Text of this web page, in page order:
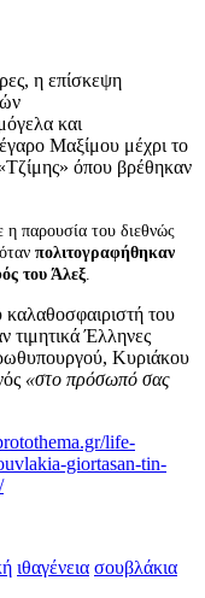
η επίσκεψη
και
Μαξίμου μέχρι το
όπου βρέθηκαν
παρουσία του διεθνώς
πολιτογραφήθηκαν
του Άλεξ.
του
τιμητικά Έλληνες
Κυριάκου
«στο πρόσωπό σας
life-
giortasan-tin-
ιθαγένεια σουβλάκια